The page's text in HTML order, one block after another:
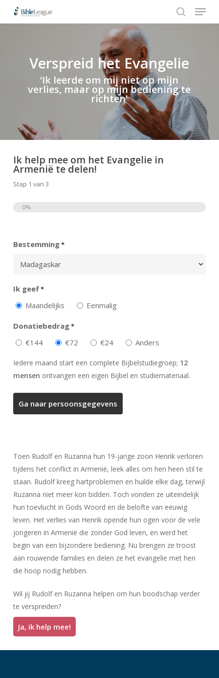
Hit enter to search or ESC to close
search
Menu
Verspreid het Evangelie
‘Ik leerde om mij niet op mijn
verlies, maar op mijn bediening te
richten’
Ik help mee om het Evangelie in
Armenië te delen!
Stap 1 van 3
0%
Bestemming*
Ik geef*
Maandelijks Eenmalig
Donatiebedrag*
€144 €72 €24 Anders
Iedere maand start een complete Bijbelstudiegroep; 12
mensen ontvangen een eigen Bijbel en studiemateriaal.
Toen Rudolf en Ruzanna hun 19-jarige zoon Henrik verloren
tijdens het conflict in Armenië, leek alles om hen heen stil te
staan. Rudolf kreeg hartproblemen en huilde elke dag, terwijl
Ruzanna niet meer kon bidden. Toch vonden ze uiteindelijk
hun toevlucht in Gods Woord en de belofte van eeuwig
leven. Het verlies van Henrik opende hun ogen voor de vele
jongeren in Armenië die zonder God leven, en werd het
begin van een bijzondere bediening. Nu brengen ze troost
aan rouwende families en delen ze het evangelie met hen
die hoop nodig hebben.
Wil jij Rudolf en Ruzanna helpen om hun boodschap verder
te verspreiden?
Ja, ik help mee!